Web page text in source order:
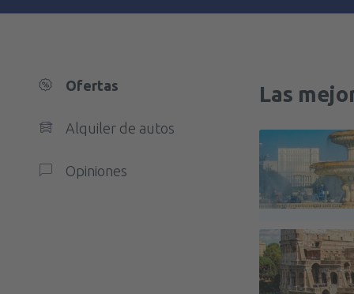
Ofertas
Alquiler de autos
Opiniones
Las